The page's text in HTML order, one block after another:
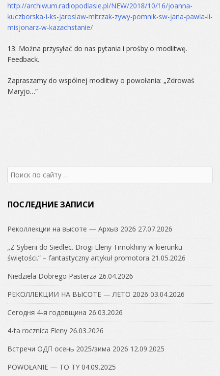
http://archiwum.radiopodlasie.pl/NEW/2018/10/16/joanna-
kuczborska-i-ks-jaroslaw-mitrzak-zywy-pomnik-sw-jana-pawla-ii-
misjonarz-w-kazachstanie/
13. Można przysyłać do nas pytania i prośby o modlitwę.
Feedback.
Zapraszamy do wspólnej modlitwy o powołania: „Zdrowaś
Maryjo…”
Search
for:
ПОСЛЕДНИЕ ЗАПИСИ
Реколлекции на высоте — Архыз 2026 27.07.2026
„Z Syberii do Siedlec. Drogi Eleny Timokhiny w kierunku
świętości.” – fantastyczny artykuł promotora 21.05.2026
Niedziela Dobrego Pasterza 26.04.2026
РЕКОЛЛЕКЦИИ НА ВЫСОТЕ — ЛЕТО 2026 03.04.2026
Сегодня 4-я годовщина 26.03.2026
4-ta rocznica Eleny 26.03.2026
Встречи ОДП осень 2025/зима 2026 12.09.2025
POWOŁANIE — TO TY 04.09.2025